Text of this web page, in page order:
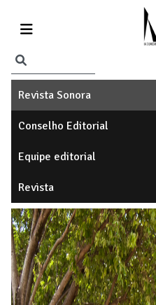
Revista Sonora
Conselho Editorial
Equipe editorial
Revista